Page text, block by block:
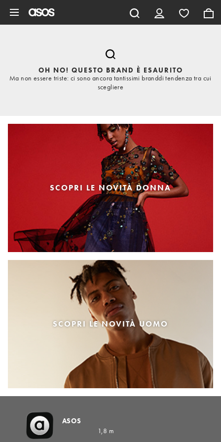
OH NO! QUESTO BRAND È ESAURITO
Ma non essere triste: ci sono ancora tantissimi branddi tendenza tra cui
scegliere
SCOPRI LE NOVITÀ DONNA
SCOPRI LE NOVITÀ UOMO
ASOS
1,8 m